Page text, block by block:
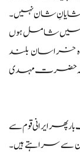
شایانِ شان نہیں۔
میں شامل ہوں
خراسان بلند
ہے کہ حضرت مہدی
پھر ایرانی قوم سے
سے سراہتے ہیں۔